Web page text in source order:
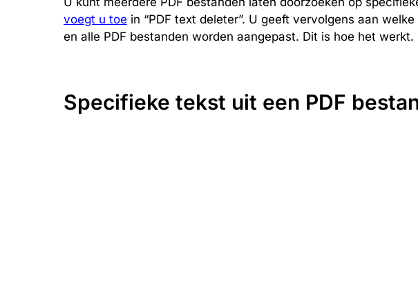
voegt u toe in “PDF text deleter”. U geeft vervolgens aan
en alle PDF bestanden worden aangepast. Dit is hoe het werkt.
Specifieke tekst uit een PDF